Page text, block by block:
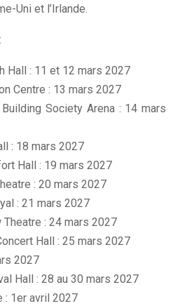
Uni et l’Irlande.
Hall : 11 et 12 mars 2027
Centre : 13 mars 2027
Society Arena : 14 mars
: 18 mars 2027
Hall : 19 mars 2027
: 20 mars 2027
: 21 mars 2027
Theatre : 24 mars 2027
Hall : 25 mars 2027
2027
Hall : 28 au 30 mars 2027
: 1er avril 2027